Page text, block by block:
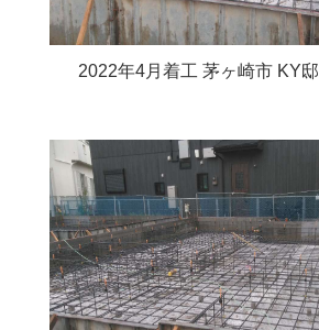
2022年4月着工 茅ヶ崎市 KY邸